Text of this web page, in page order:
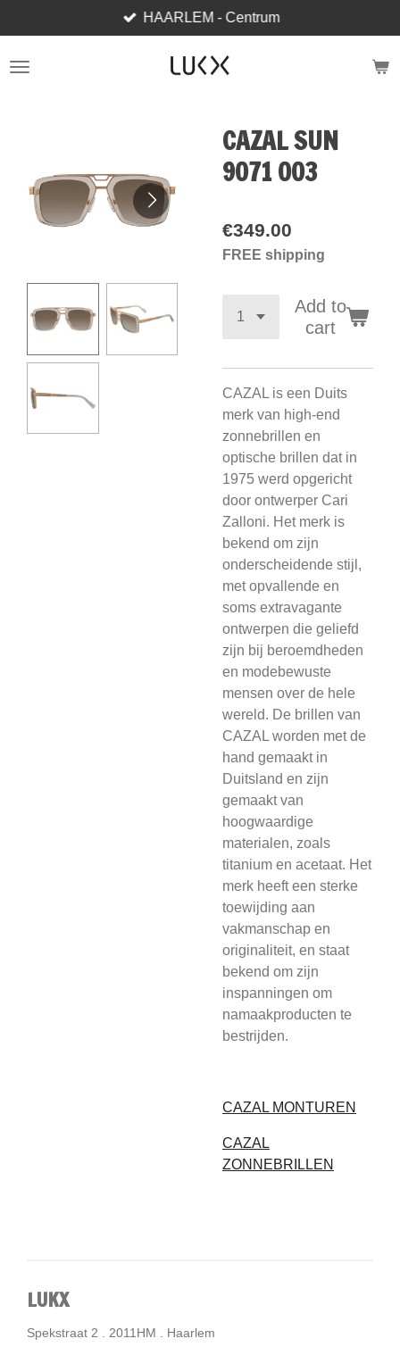
to
main
HAARLEM - Centrum
CAZAL SUN
9071 003
€349.00
FREE shipping
Add to
cart
CAZAL is een Duits
merk van high-end
zonnebrillen en
optische brillen dat in
1975 werd opgericht
door ontwerper Cari
Zalloni. Het merk is
bekend om zijn
onderscheidende stijl,
met opvallende en
soms extravagante
ontwerpen die geliefd
zijn bij beroemdheden
en modebewuste
mensen over de hele
wereld. De brillen van
CAZAL worden met de
hand gemaakt in
Duitsland en zijn
gemaakt van
hoogwaardige
materialen, zoals
titanium en acetaat. Het
merk heeft een sterke
toewijding aan
vakmanschap en
originaliteit, en staat
bekend om zijn
inspanningen om
namaakproducten te
bestrijden.
CAZAL MONTUREN
CAZAL
ZONNEBRILLEN
LUKX
Spekstraat 2 . 2011HM . Haarlem